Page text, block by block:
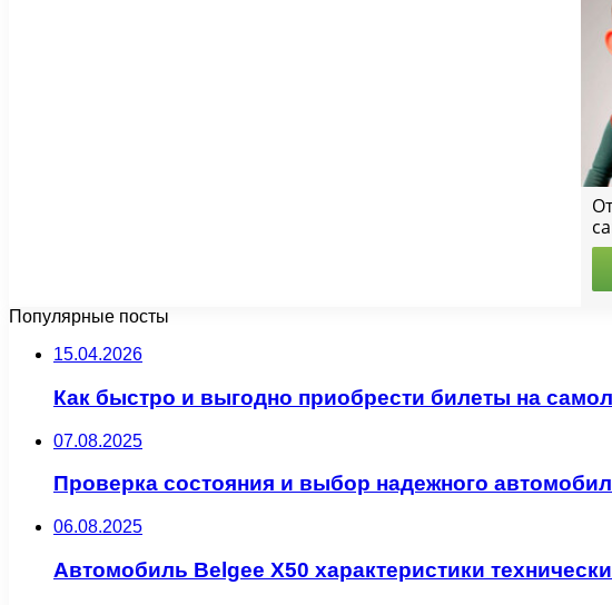
Популярные посты
15.04.2026
Как быстро и выгодно приобрести билеты на
07.08.2025
Проверка состояния и выбор надежного
06.08.2025
Автомобиль Belgee X50 характеристики